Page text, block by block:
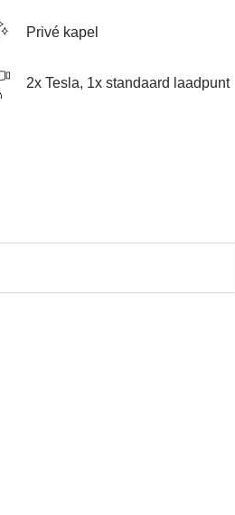
Privé kapel
2x Tesla, 1x standaard laadpunt